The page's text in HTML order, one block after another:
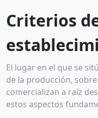
Criterios
El lugar en el que se
de la producción,
comercializan a raíz
estos aspectos